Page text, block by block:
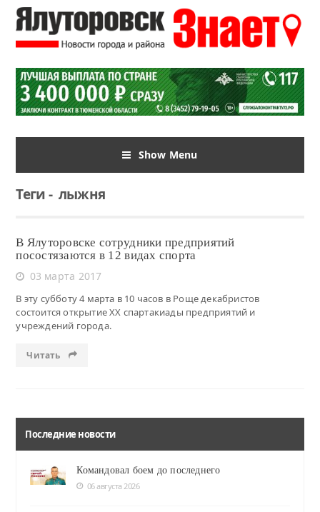
Show Menu
Теги-лыжня
В Ялуторовске сотрудники предприятий
посостязаются в 12 видах спорта
03 марта 2017
В эту субботу 4 марта в 10 часов в Роще декабристов
состоится открытие XX спартакиады предприятий и
учреждений города.
Читать
Последние новости
Командовал боем до последнего
06 августа 2026